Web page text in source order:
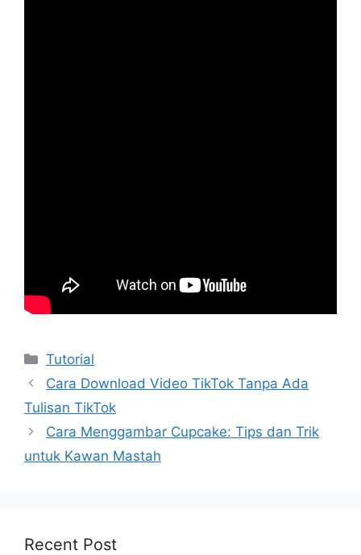
Kategori
Tutorial
Cara Download Video TikTok Tanpa Ada
Tulisan TikTok
Cara Menggambar Cupcake: Tips dan Trik
untuk Kawan Mastah
Recent Post